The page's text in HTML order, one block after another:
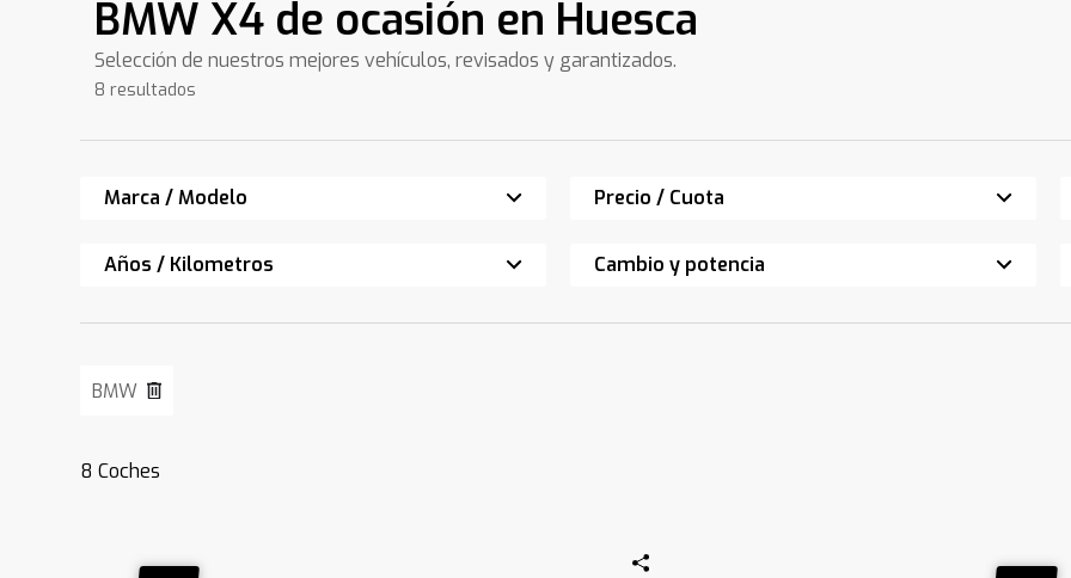
BMW X4 de ocasión en Huesca
Selección de nuestros mejores vehículos, revisados y garantizados.
8 resultados
Marca / Modelo Precio / Cuota
Años / Kilometros Cambio y potencia
BMW
8 Coches